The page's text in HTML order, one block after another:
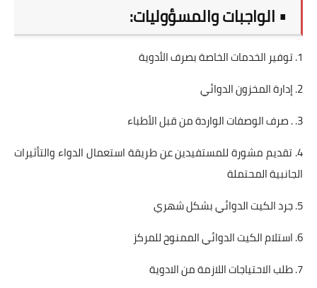
• الواجبات والمسؤوليات:
1. توفير الخدمات الخاصة بصرف الأدوية
2. إدارة المخزون الدوائي
3. . صرف الوصفات الواردة من قبل الأطباء
4. تقديم مشورة للمستفيدين عن طريقة استعمال الدواء والتأثيرات
الجانبية المحتملة
5. جرد الكيت الدوائي بشكل شهري
6. استلام الكيت الدوائي الممنوح للمركز
7. طلب الاحتياجات اللازمة من الادوية